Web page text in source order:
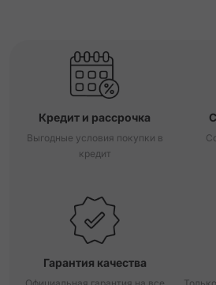
Кредит и рассрочка
Выгодные условия покупки в
кредит
Гарантия качества